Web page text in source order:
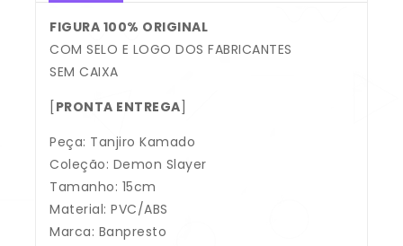
FIGURA 100% ORIGINAL
COM SELO E LOGO DOS FABRICANTES
SEM CAIXA
PRONTA ENTREGA
Peça: Tanjiro Kamado
Coleção: Demon Slayer
Tamanho: 15cm
Material: PVC/ABS
Marca: Banpresto